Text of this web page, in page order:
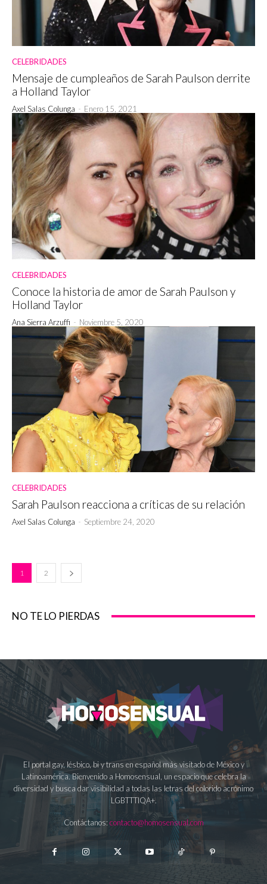
CELEBRIDADES
Mensaje de cumpleaños de Sarah Paulson derrite
a Holland Taylor
Axel Salas Colunga - Enero 15, 2021
CELEBRIDADES
Conoce la historia de amor de Sarah Paulson y
Holland Taylor
Ana Sierra Arzuffi - Noviembre 5, 2020
CELEBRIDADES
Sarah Paulson reacciona a críticas de su relación
Axel Salas Colunga - Septiembre 24, 2020
1 2
NO TE LO PIERDAS
El portal gay, lésbico, bi y trans en español más visitado de México y
Latinoamérica. Bienvenido a Homosensual, un espacio que celebra la
diversidad y busca dar visibilidad a todas las letras del colorido acrónimo
LGBTTTIQA+.
Contáctanos: contacto@homosensual.com